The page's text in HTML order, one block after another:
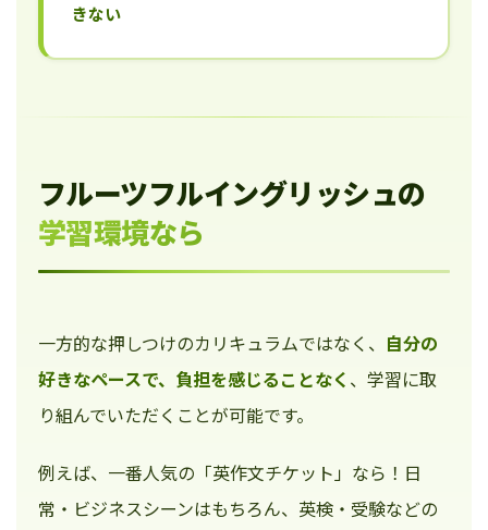
きない
フルーツフルイングリッシュの
学習環境なら
一方的な押しつけのカリキュラムではなく、 自分の
好きなペースで、負担を感じることなく 、学習に取
り組んでいただくことが可能です。
例えば、一番人気の「英作文チケット」なら！日
常・ビジネスシーンはもちろん、英検・受験などの